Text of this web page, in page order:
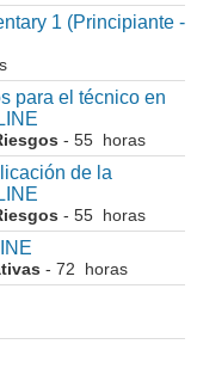
1 (Principiante -
para el técnico en
- 55 horas
de la
- 55 horas
- 72 horas